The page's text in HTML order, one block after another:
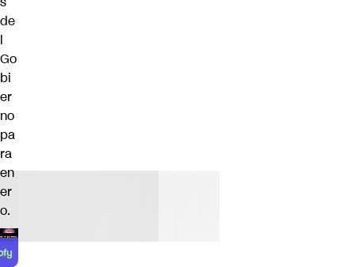
de
l
Go
bi
er
no
pa
ra
en
er
o.